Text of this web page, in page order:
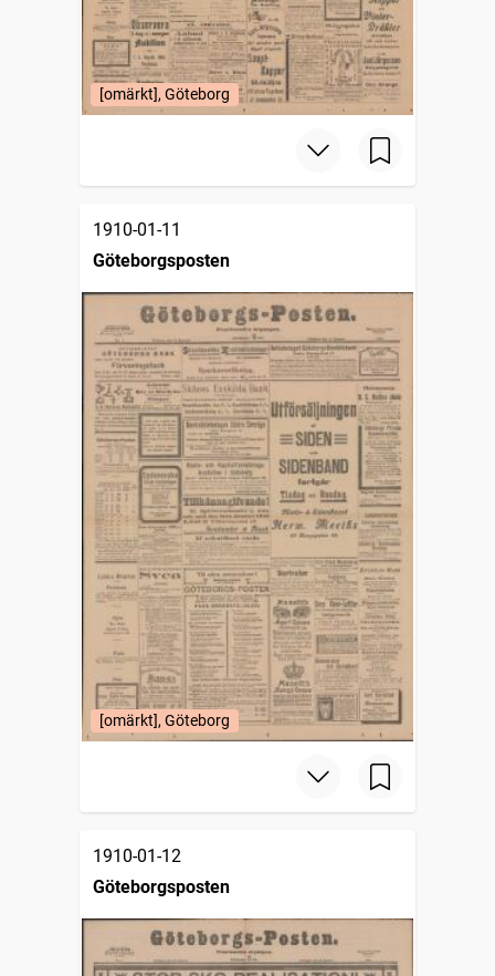
[omärkt], Göteborg
1910-01-11
Göteborgsposten
[omärkt], Göteborg
1910-01-12
Göteborgsposten